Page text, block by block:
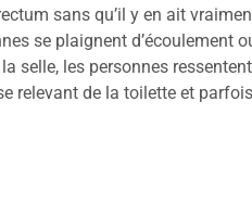
sans qu’il y en ait
se plaignent d’écoulement
selle, les personnes
relevant de la toilette et